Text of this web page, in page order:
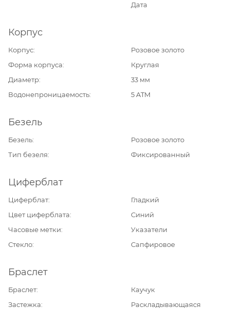
Дата
Корпус
Корпус
Розовое золото
Форма корпуса
Круглая
Диаметр
33 мм
Водонепроницаемость
5 ATM
Безель
Безель
Розовое золото
Тип безеля
Фиксированный
Циферблат
Циферблат
Гладкий
Цвет циферблата
Синий
Часовые метки
Указатели
Стекло
Сапфировое
Браслет
Браслет
Каучук
Застежка
Раскладывающаяся